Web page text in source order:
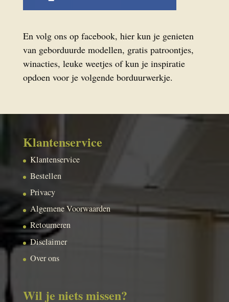
En volg ons op facebook, hier kun je genieten
van geborduurde modellen, gratis patroontjes,
winacties, leuke weetjes of kun je inspiratie
opdoen voor je volgende borduurwerkje.
Klantenservice
Klantenservice
Bestellen
Privacy
Algemene Voorwaarden
Retourneren
Disclaimer
Over ons
Wil je niets missen?